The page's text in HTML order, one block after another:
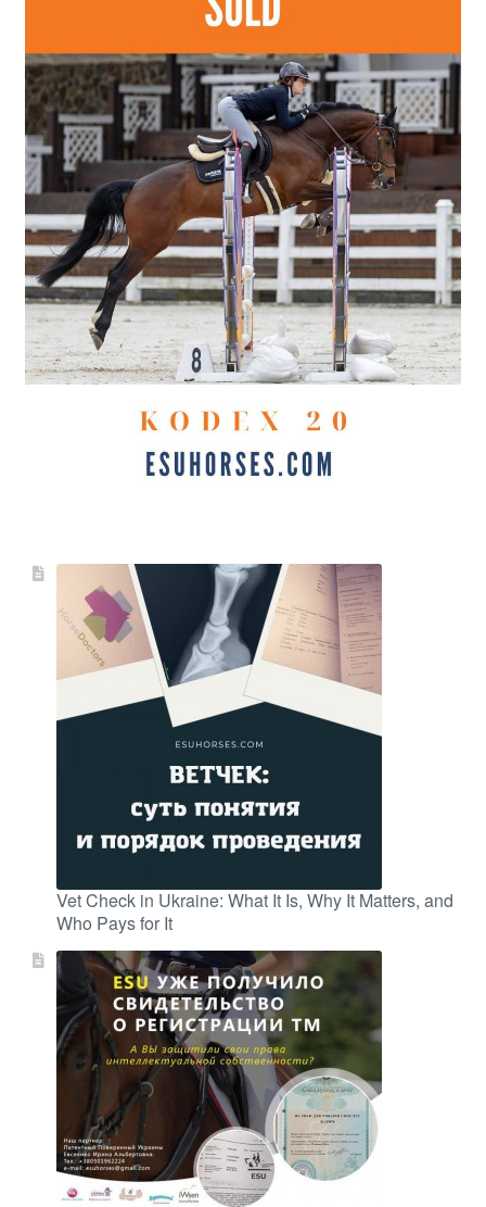
Vet Check in Ukraine: What It Is, Why It Matters, and
Who Pays for It